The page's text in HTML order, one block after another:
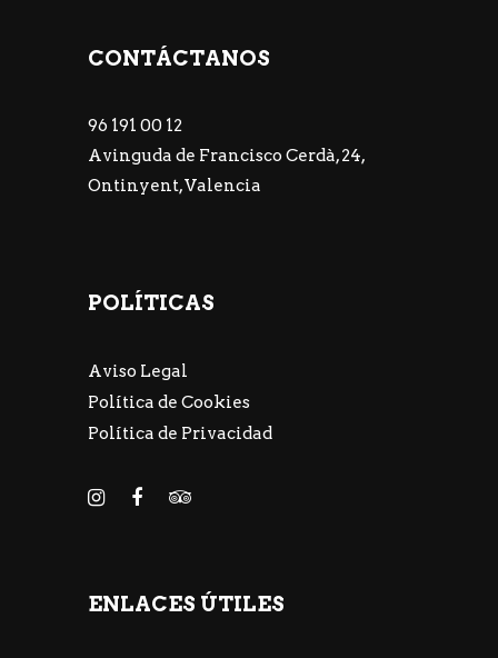
CONTÁCTANOS
96 191 00 12
Avinguda de Francisco Cerdà, 24,
Ontinyent, Valencia
POLÍTICAS
Aviso Legal
Política de Cookies
Política de Privacidad
ENLACES ÚTILES